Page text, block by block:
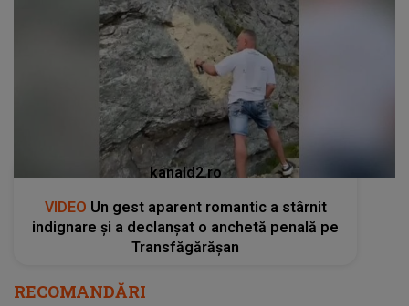
kanald2.ro
VIDEO Un gest aparent romantic a stârnit
indignare și a declanșat o anchetă penală pe
Transfăgărășan
RECOMANDĂRI